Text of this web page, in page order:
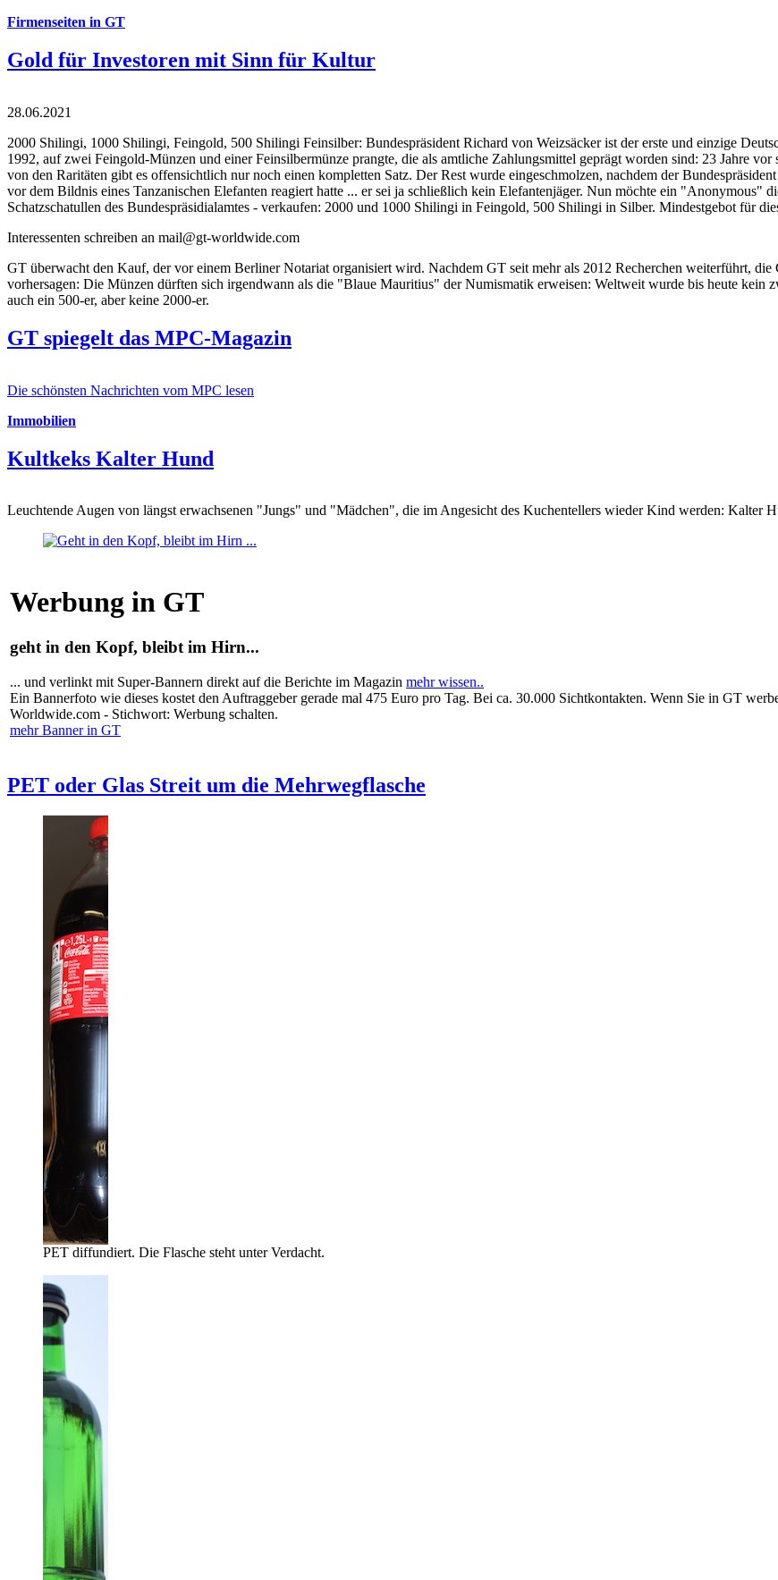
Firmenseiten in GT
Gold für Investoren mit Sinn für Kultur
28.06.2021
2000 Shilingi, 1000 Shilingi, Feingold, 500 Shilingi Feinsilber: Bundespräsident Richard von Weizsäcker ist der erste und einzige
1992, auf zwei Feingold-Münzen und einer Feinsilbermünze prangte, die als amtliche Zahlungsmittel geprägt worden sind: 23 Jahre
von den Raritäten gibt es offensichtlich nur noch einen kompletten Satz. Der Rest wurde eingeschmolzen, nachdem der
vor dem Bildnis eines Tanzanischen Elefanten reagiert hatte ... er sei ja schließlich kein Elefantenjäger. Nun möchte ein "Anonymous"
Schatzschatullen des Bundespräsidialamtes - verkaufen: 2000 und 1000 Shilingi in Feingold, 500 Shilingi in Silber. Mindestgebot für
Interessenten schreiben an mail@gt-worldwide.com
GT überwacht den Kauf, der vor einem Berliner Notariat organisiert wird. Nachdem GT seit mehr als 2012 Recherchen weiterführt,
vorhersagen: Die Münzen dürften sich irgendwann als die "Blaue Mauritius" der Numismatik erweisen: Weltweit wurde bis heute kein
auch ein 500-er, aber keine 2000-er.
GT spiegelt das MPC-Magazin
Die schönsten Nachrichten vom MPC lesen
Immobilien
Kultkeks Kalter Hund
Leuchtende Augen von längst erwachsenen "Jungs" und "Mädchen", die im Angesicht des Kuchentellers wieder Kind werden: Kalter
Werbung in GT
geht in den Kopf, bleibt im Hirn...
... und verlinkt mit Super-Bannern direkt auf die Berichte im Magazin mehr wissen..
Ein Bannerfoto wie dieses kostet den Auftraggeber gerade mal 475 Euro pro Tag. Bei ca. 30.000 Sichtkontakten. Wenn Sie in GT
Worldwide.com - Stichwort: Werbung schalten.
mehr Banner in GT
PET oder Glas Streit um die Mehrwegflasche
PET diffundiert. Die Flasche steht unter Verdacht.